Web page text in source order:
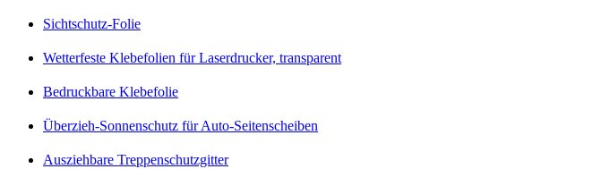
Sichtschutz-Folie
Wetterfeste Klebefolien für Laserdrucker, transparent
Bedruckbare Klebefolie
Überzieh-Sonnenschutz für Auto-Seitenscheiben
Ausziehbare Treppenschutzgitter